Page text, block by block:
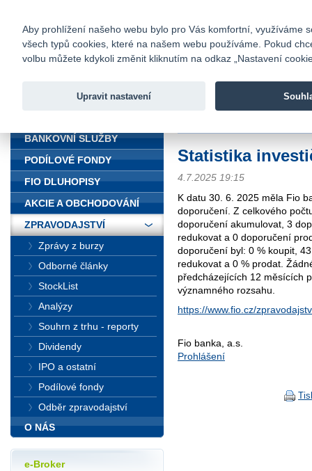
Fio banka
Fio banka
Statistika
4.7.2025 19:15
K datu 30. 6. 2025 měla Fio
doporučení. Z celkového
doporučení akumulovat, 3
redukovat a 0 doporučení
doporučení byl: 0 % koupit,
redukovat a 0 % prodat.
předcházejících 12 měsících
významného rozsahu.
https://www.fio.cz/
Fio banka, a.s.
Prohlášení
BANKOVNÍ SLUŽBY
PODÍLOVÉ FONDY
FIO DLUHOPISY
AKCIE A OBCHODOVÁNÍ
ZPRAVODAJSTVÍ
Zprávy z burzy
Odborné články
StockList
Analýzy
Souhrn z trhu - reporty
Dividendy
IPO a ostatní
Podílové fondy
Odběr zpravodajství
O NÁS
e-Broker
Aby prohlížení našeho webu bylo pro Vás komfortní, využíváme
všech typů cookies, které na našem webu používáme. Pokud
volbu můžete kdykoli změnit kliknutím na odkaz „Nastavení
Upravit nastavení